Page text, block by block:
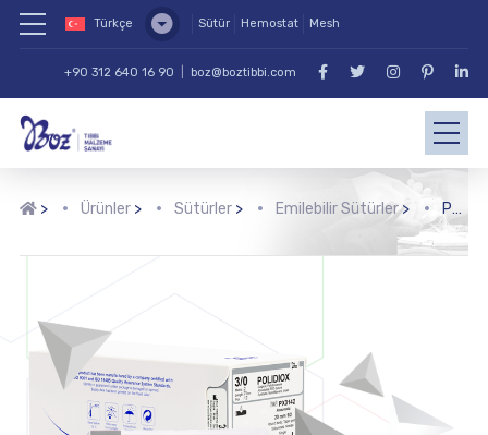
Türkçe Sütür Hemostat Mesh
+90 312 640 16 90 boz@boztibbi.com
> Ürünler> Sütürler> Emilebilir Sütürler> Polidiox